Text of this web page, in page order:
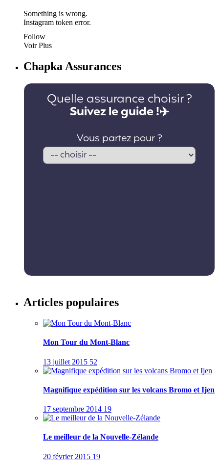
Something is wrong.
Instagram token error.
Follow
Voir Plus
Chapka Assurances
Articles populaires
Mon Tour du Mont-Blanc
13 juillet 2015 52
Magnifique expédition sur les volcans Bromo et Ijen
17 septembre 2014 19
Le meilleur de la Nouvelle-Zélande
20 février 2015 19